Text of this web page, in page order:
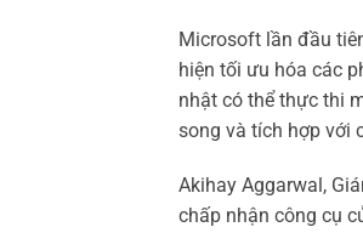
Microsoft lần đầu
hiện tối ưu hóa các
nhật có thể thực thi
song và tích hợp với
Akihay Aggarwal,
chấp nhận công cụ